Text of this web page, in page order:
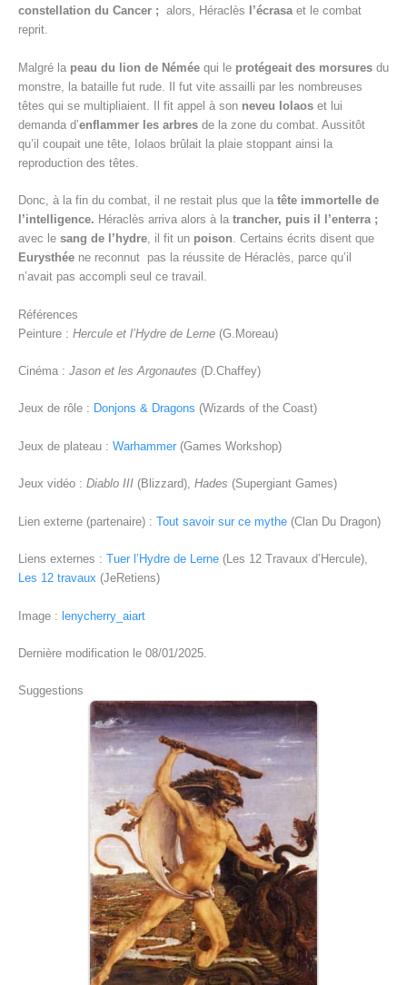
constellation du Cancer ; alors, Héraclès l’écrasa et le combat
reprit.
Malgré la peau du lion de Némée qui le protégeait des morsures du
monstre, la bataille fut rude. Il fut vite assailli par les nombreuses
têtes qui se multipliaient. Il fit appel à son neveu Iolaos et lui
demanda d’enflammer les arbres de la zone du combat. Aussitôt
qu’il coupait une tête, Iolaos brûlait la plaie stoppant ainsi la
reproduction des têtes.
Donc, à la fin du combat, il ne restait plus que la tête immortelle de
l’intelligence. Héraclès arriva alors à la trancher, puis il l’enterra ;
avec le sang de l’hydre, il fit un poison. Certains écrits disent que
Eurysthée ne reconnut pas la réussite de Héraclès, parce qu’il
n’avait pas accompli seul ce travail.
Références
Peinture : Hercule et l’Hydre de Lerne (G.Moreau)
Cinéma : Jason et les Argonautes (D.Chaffey)
Jeux de rôle : Donjons & Dragons (Wizards of the Coast)
Jeux de plateau : Warhammer (Games Workshop)
Jeux vidéo : Diablo III (Blizzard), Hades (Supergiant Games)
Lien externe (partenaire) : Tout savoir sur ce mythe (Clan Du Dragon)
Liens externes : Tuer l’Hydre de Lerne (Les 12 Travaux d’Hercule),
Les 12 travaux (JeRetiens)
Image : lenycherry_aiart
Dernière modification le 08/01/2025.
Suggestions